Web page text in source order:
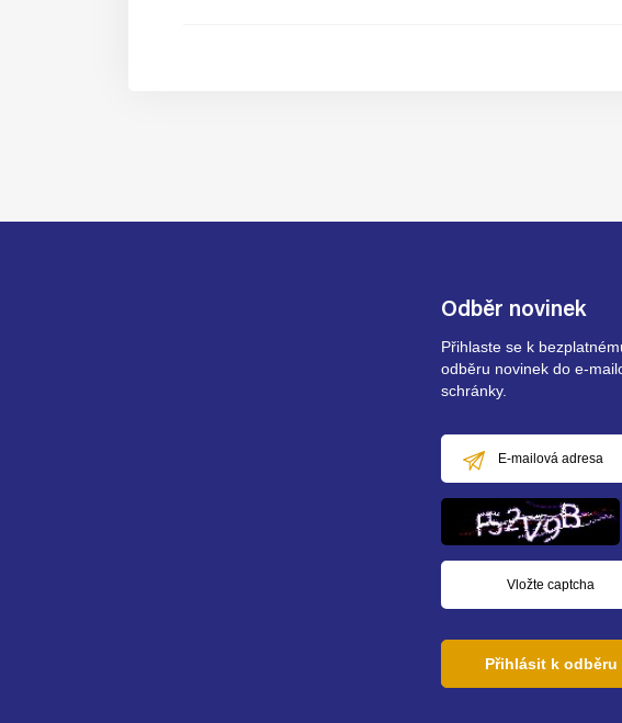
Odběr novinek
Přihlaste se k
odběru novinek do e-
schránky.
mailová
adresa
Přihlásit k odběru